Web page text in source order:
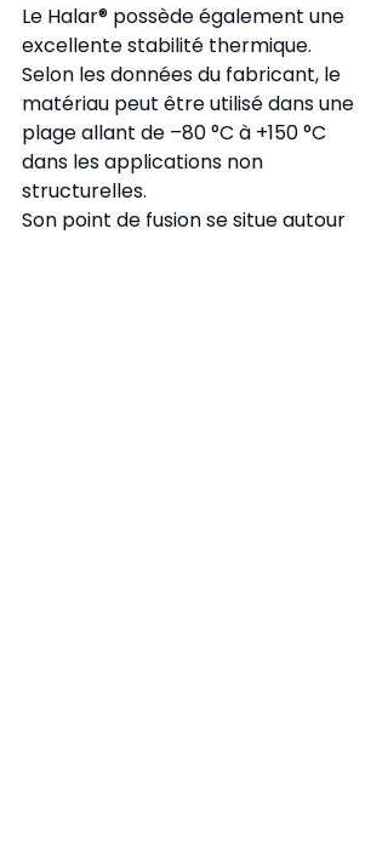
Le Halar® possède également une
excellente stabilité thermique.
Selon les données du fabricant, le
matériau peut être utilisé dans une
plage allant de –80 °C à +150 °C
dans les applications non
structurelles.
Son point de fusion se situe autour